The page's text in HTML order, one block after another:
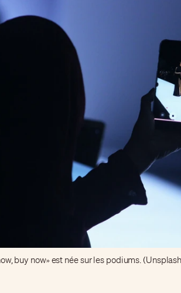
buy now» est née sur les podiums.